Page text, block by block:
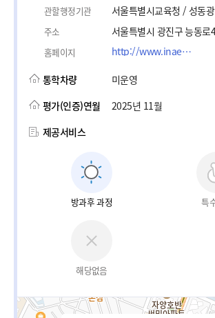
관할행정기관 서울특별시교육청 / 성동
주소 서울특별시 광진구 능동로
홈페이지 http://www.inaepreschool.org/
통학차량
미운영
평가(인증)연월
2025년 11월
제공서비스
방과후 과정 특
해당없음